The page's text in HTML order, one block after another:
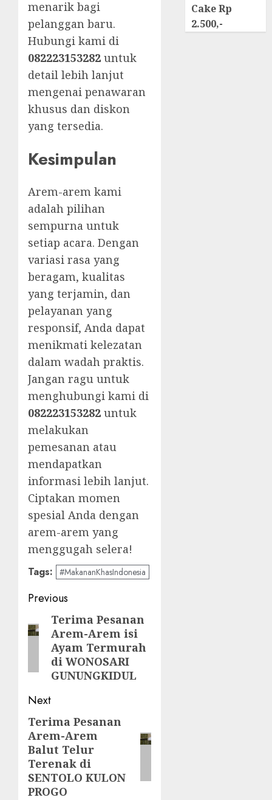
menarik bagi
pelanggan baru.
Hubungi kami di
082223153282 untuk
detail lebih lanjut
mengenai penawaran
khusus dan diskon
yang tersedia.
Kesimpulan
Arem-arem kami
adalah pilihan
sempurna untuk
setiap acara. Dengan
variasi rasa yang
beragam, kualitas
yang terjamin, dan
pelayanan yang
responsif, Anda dapat
menikmati kelezatan
dalam wadah praktis.
Jangan ragu untuk
menghubungi kami di
082223153282 untuk
melakukan
pemesanan atau
mendapatkan
informasi lebih lanjut.
Ciptakan momen
spesial Anda dengan
arem-arem yang
menggugah selera!
Tags: #MakananKhasIndonesia
Post
navigation
Previous
Previous
post:
Terima Pesanan
Arem-Arem isi
Ayam Termurah
di WONOSARI
GUNUNGKIDUL
Next
Next
post:
Terima Pesanan
Arem-Arem
Balut Telur
Terenak di
SENTOLO KULON
PROGO
Cake Rp
2.500,-